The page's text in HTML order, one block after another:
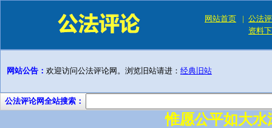
网站首页 | 公法
资料
网站公告： 欢迎访问公法评论网。浏览旧站请进： 经典旧站
公法评论网全站搜索：
惟愿公平如大